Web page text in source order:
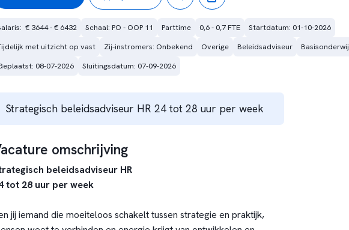
€ 3644 - € 6432 Schaal: PO - OOP 11 Parttime 0,6 - 0,7 FTE
Startdatum: 01-10-2026
met uitzicht op vast
Zij-instromers: Onbekend Overige Beleidsadviseur
08-07-2026
Sluitingsdatum: 07-09-2026
Strategisch beleidsadviseur HR 24 tot 28 uur per week
omschrijving
beleidsadviseur HR
tot 28 uur per week
jij iemand die moeiteloos schakelt tussen strategie en praktijk,